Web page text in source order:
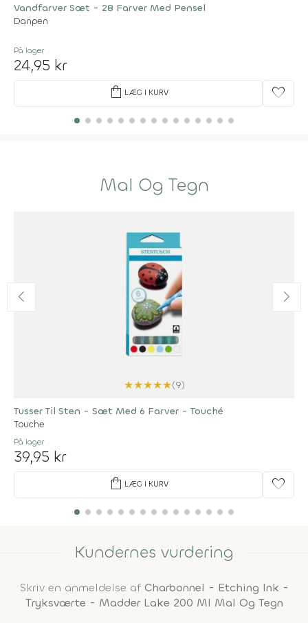
Vandfarver Sæt - 28 Farver Med Pensel
Danpen
På lager
24,95 kr
shopping_bag LÆG I KURV favorite
Mal Og Tegn
★★★★★(9)
Tusser Til Sten - Sæt Med 6 Farver - Touché
Touche
På lager
39,95 kr
shopping_bag LÆG I KURV favorite
Kundernes vurdering
Skriv en anmeldelse af Charbonnel - Etching Ink -
Tryksværte - Madder Lake 200 Ml Mal Og Tegn